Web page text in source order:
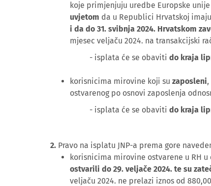
koje primjenjuju uredbe Europske
uvjetom da u Republici Hrvatskoj
i da do 31. svibnja 2024. Hrvatskom
mjesec veljaču 2024. na transakcijski
- isplata će se obaviti do kraja
korisnicima mirovine koji su zaposleni
ostvarenog po osnovi zaposlenja
- isplata će se obaviti do kraja
2. Pravo na isplatu JNP-a prema gore
korisnicima mirovine ostvarene u RH
ostvarili do 29. veljače 2024. te su
veljaču 2024. ne prelazi iznos od